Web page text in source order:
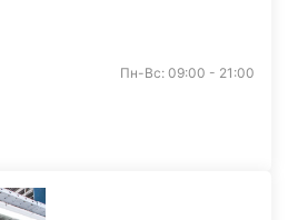
Пн-Вс: 09:00 - 21:00